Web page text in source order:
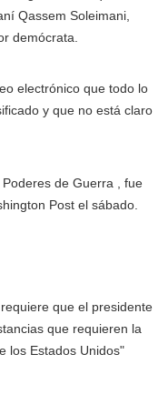
Qassem Soleimani,
demócrata.
electrónico que todo lo
y que no está claro
de Guerra , fue
Post el sábado.
que el presidente
que requieren la
los Estados Unidos"